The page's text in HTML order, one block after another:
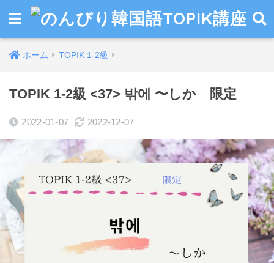
ホーム TOPIK 1-2級
TOPIK 1-2級 <37> 밖에 〜しか 限定
2022-01-07 2022-12-07